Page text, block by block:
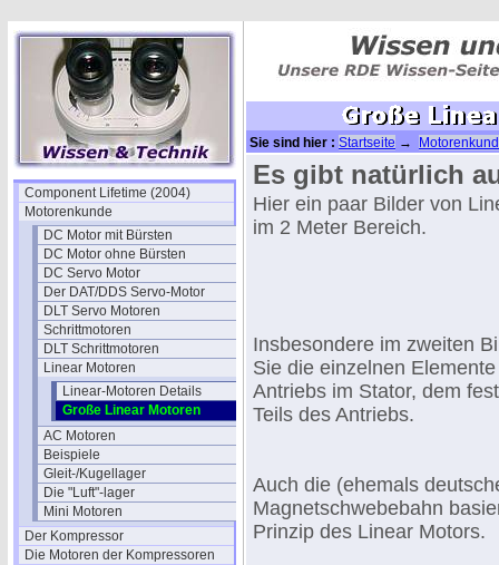
Component Lifetime (2004)
Motorenkunde
DC Motor mit Bürsten
DC Motor ohne Bürsten
DC Servo Motor
Der DAT/DDS Servo-Motor
DLT Servo Motoren
Schrittmotoren
DLT Schrittmotoren
Linear Motoren
Linear-Motoren Details
Große Linear Motoren
AC Motoren
Beispiele
Gleit-/Kugellager
Die "Luft"-lager
Mini Motoren
Der Kompressor
Die Motoren der Kompressoren
Sie sind hier : Startseite →
Es gibt natürlich
Hier ein paar Bilder von
im 2 Meter Bereich.
Insbesondere im zweiten
Sie die einzelnen
Antriebs im Stator, dem
Teils des Antriebs.
Auch die (ehemals
Magnetschwebebahn
Prinzip des Linear Motors.